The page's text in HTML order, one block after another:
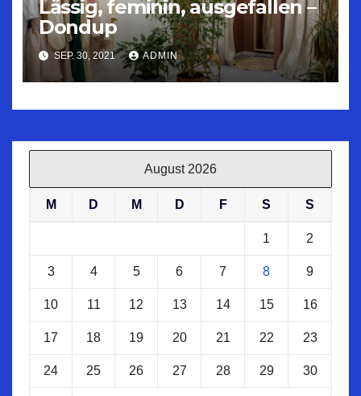
Lässig, feminin, ausgefallen –
Dondup
SEP. 30, 2021 ADMIN
August 2026
M D M D F S S
1 2
3 4 5 6 7 8 9
10 11 12 13 14 15 16
17 18 19 20 21 22 23
24 25 26 27 28 29 30